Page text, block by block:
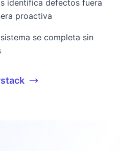
identifica defectos fuera
proactiva
se completa sin